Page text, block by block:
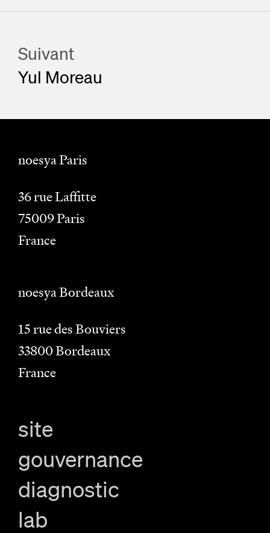
Suivant
Yul Moreau
noesya Paris
36 rue Laffitte
75009Paris
France
noesya Bordeaux
15 rue des Bouviers
33800Bordeaux
France
site
gouvernance
diagnostic
lab